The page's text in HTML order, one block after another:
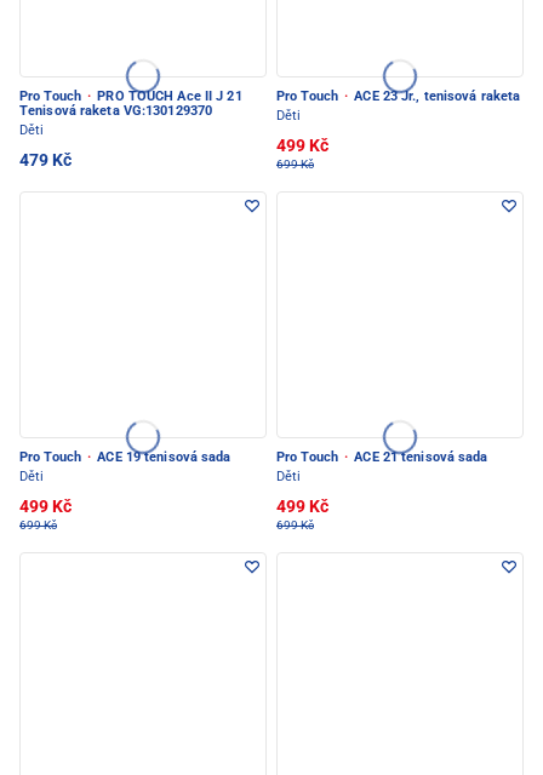
Pro Touch · PRO TOUCH Ace II J 21
Tenisová raketa VG:130129370
Děti
479 Kč
Pro Touch · ACE 23 Jr., tenisová raketa
Děti
499 Kč
699 Kč
Pro Touch · ACE 19 tenisová sada
Děti
499 Kč
699 Kč
Pro Touch · ACE 21 tenisová sada
Děti
499 Kč
699 Kč